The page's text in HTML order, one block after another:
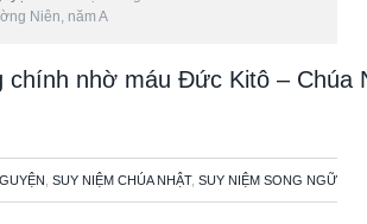
Niên, năm A
nhờ máu Đức Kitô – Chúa
SUY NIỆM CHÚA NHẬT, SUY NIỆM SONG NGỮ